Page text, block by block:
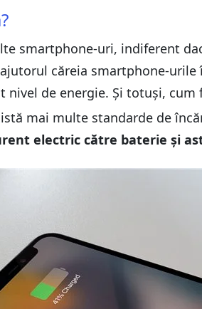
smartphone-ul tău?
smartphone-uri, indiferent
căreia smartphone-
de energie. Și totuși, cum
mai multe standarde de
electric către baterie și